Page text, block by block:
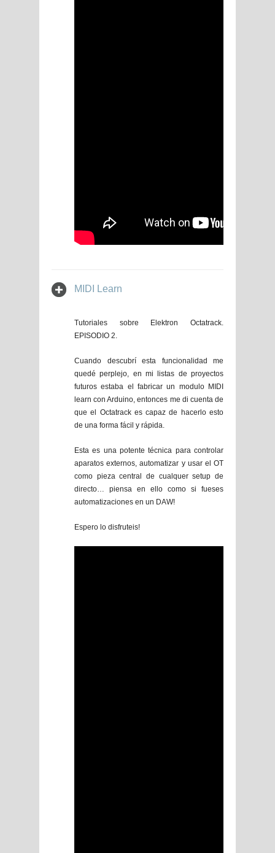
MIDI Learn
Tutoriales sobre Elektron Octatrack.
EPISODIO 2.
Cuando descubrí esta funcionalidad me
quedé perplejo, en mi listas de proyectos
futuros estaba el fabricar un modulo MIDI
learn con Arduino, entonces me di cuenta de
que el Octatrack es capaz de hacerlo esto
de una forma fácil y rápida.
Esta es una potente técnica para controlar
aparatos externos, automatizar y usar el OT
como pieza central de cualquer setup de
directo… piensa en ello como si fueses
automatizaciones en un DAW!
Espero lo disfruteis!